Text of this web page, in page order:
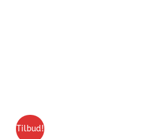
Tilbud!